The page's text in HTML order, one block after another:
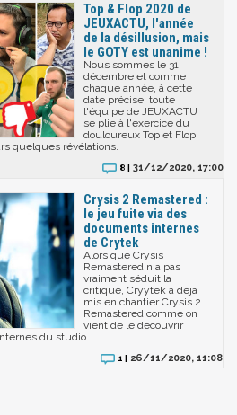
Top & Flop 2020 de
JEUXACTU, l'année
de la désillusion, mais
le GOTY est unanime !
Nous sommes le 31
décembre et comme
chaque année, à cette
date précise, toute
l'équipe de JEUXACTU
se plie à l'exercice du
douloureux Top et Flop
quelques révélations.
8 | 31/12/2020, 17:00
Crysis 2 Remastered :
le jeu fuite via des
documents internes
de Crytek
Alors que Crysis
Remastered n'a pas
vraiment séduit la
critique, Cryytek a déjà
mis en chantier Crysis 2
Remastered comme on
vient de le découvrir
du studio.
1 | 26/11/2020, 11:08